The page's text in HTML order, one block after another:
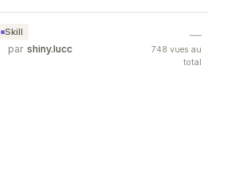
Skill
IFS 内在探索引导 Skill
用IFS（内在家庭系统）的方式陪用户和内在的
par shiny.lucc
—
748 vues au
total